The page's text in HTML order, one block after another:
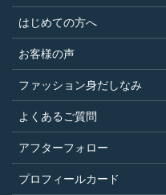
過去に、当社運
正行為、ストー
ードの不正利用
したことがない
暴力団等の反社
く、また、法令
反行為等反社会
いこと
はじめての方へ
お客様の声
ファッション身だしなみ
よくあるご質問
アフターフォロー
プロフィールカード